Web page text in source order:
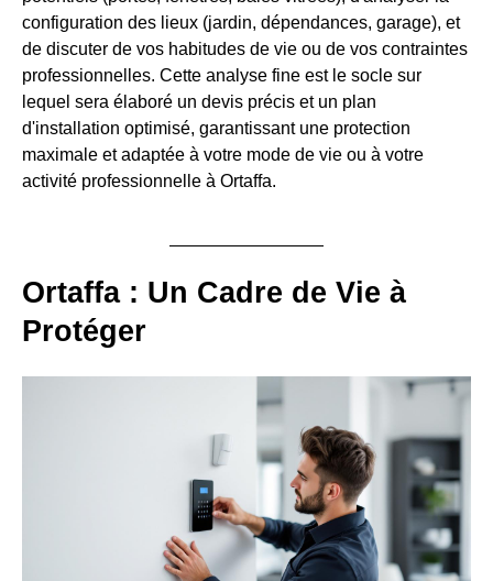
configuration des lieux (jardin, dépendances, garage), et
de discuter de vos habitudes de vie ou de vos contraintes
professionnelles. Cette analyse fine est le socle sur
lequel sera élaboré un devis précis et un plan
d'installation optimisé, garantissant une protection
maximale et adaptée à votre mode de vie ou à votre
activité professionnelle à Ortaffa.
Ortaffa : Un Cadre de Vie à
Protéger